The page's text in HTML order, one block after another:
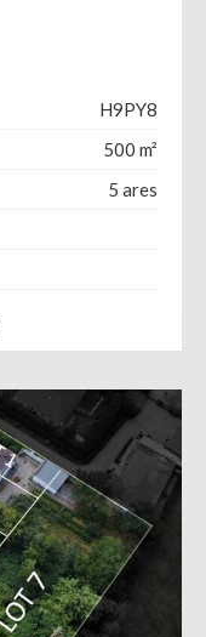
H9PY8
500 m²
5 ares